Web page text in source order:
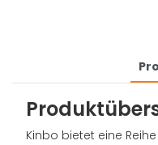
Kinbo bietet eine